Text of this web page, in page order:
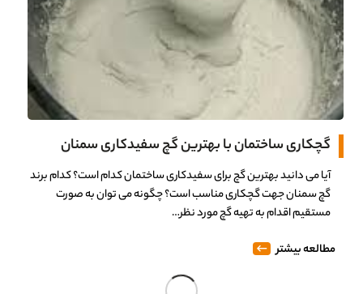
گچکاری ساختمان با بهترین گچ سفیدکاری سمنان
آیا می دانید بهترین گچ برای سفیدکاری ساختمان کدام است؟ کدام برند
گچ سمنان جهت گچکاری مناسب است؟ چگونه می توان به صورت
مستقیم اقدام به تهیه گچ مورد نظر…
مطالعه بیشتر